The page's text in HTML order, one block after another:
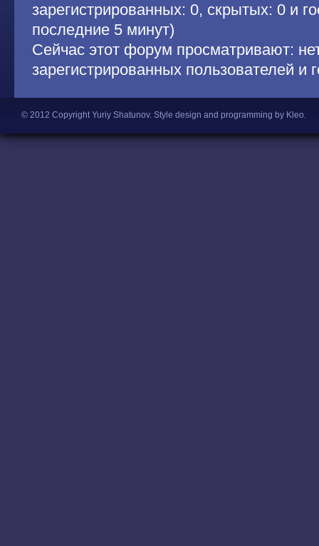
зарегистрированных: 0, скрытых: 0 и
последние 5 минут)
Сейчас этот форум просматривают:
зарегистрированных пользователей и
© 2012 Copyright Yuriy Shatunov. Style design and programming by Kleo.